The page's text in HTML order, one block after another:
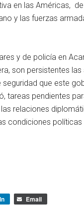
en las Américas,
y las fuerzas
y de policía en
son persistentes
que este
tareas pendientes
relaciones
condiciones políticas
Email